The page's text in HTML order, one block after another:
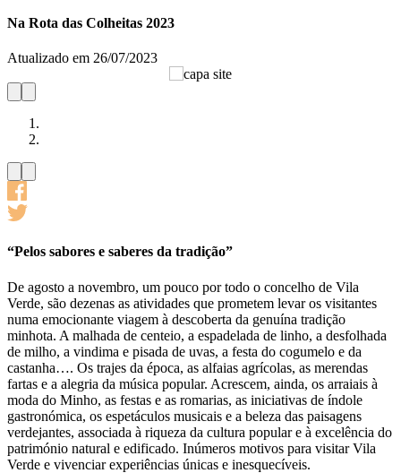
Na Rota das Colheitas 2023
Atualizado em 26/07/2023
“Pelos sabores e saberes da tradição”
De agosto a novembro, um pouco por todo o concelho de Vila
Verde, são dezenas as atividades que prometem levar os visitantes
numa emocionante viagem à descoberta da genuína tradição
minhota. A malhada de centeio, a espadelada de linho, a desfolhada
de milho, a vindima e pisada de uvas, a festa do cogumelo e da
castanha…. Os trajes da época, as alfaias agrícolas, as merendas
fartas e a alegria da música popular. Acrescem, ainda, os arraiais à
moda do Minho, as festas e as romarias, as iniciativas de índole
gastronómica, os espetáculos musicais e a beleza das paisagens
verdejantes, associada à riqueza da cultura popular e à excelência do
património natural e edificado. Inúmeros motivos para visitar Vila
Verde e vivenciar experiências únicas e inesquecíveis.